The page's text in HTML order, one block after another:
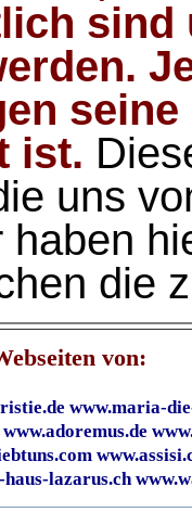
sind
ist.
uns
haben
die
von:
www.maria-
www.adoremus.de
haus-lazarus.ch